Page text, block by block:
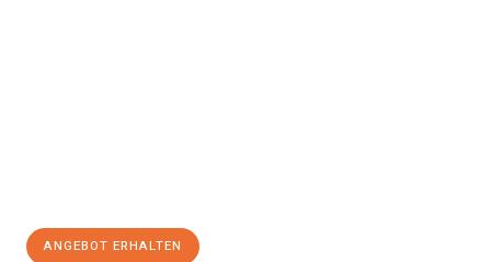
ANGEBOT ERHALTEN